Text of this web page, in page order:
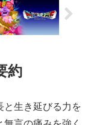
約
と生き延びる力を